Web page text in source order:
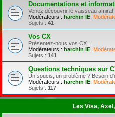
Documentations et
Venez découvrir le vaisseau
Modérateurs : harchin IE
Sujets : 41
Vos CX
Présentez-nous vos CX !
Modérateurs : harchin IE
Sujets : 141
Questions techniques sur
Un soucis, un problème ? Besoin
Modérateurs : harchin IE
Sujets : 117
Les Visa,